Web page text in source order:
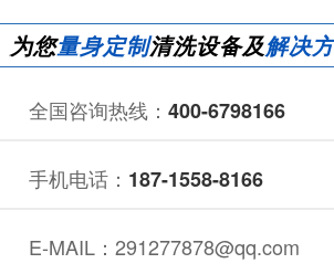
为您量身定制清洗设备及解决
全国咨询热线： 400-6798166
手机电话： 187-1558-8166
E-MAIL：291277878@qq.com